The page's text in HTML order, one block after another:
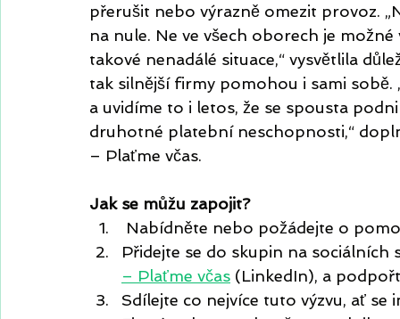
přerušit nebo výrazně omezit provoz.
na nule. Ne ve všech oborech je
takové nenadálé situace,“ vysvětlila
tak silnější firmy pomohou i sami
a uvidíme to i letos, že se spousta
druhotné platební neschopnosti,“
– Plaťme včas.
Jak se můžu zapojit?
Nabídněte nebo požádejte o
Přidejte se do skupin na sociálních
– Plaťme včas (LinkedIn), a
Sdílejte co nejvíce tuto výzvu, ať